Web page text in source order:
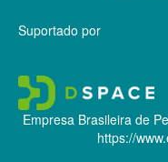
Suportado por
Empresa Brasileira de
https://